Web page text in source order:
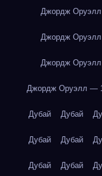
Джордж
Джордж
Джордж
Джордж Оруэлл —
Дубай Дубай
Дубай Дубай
Дубай Дубай